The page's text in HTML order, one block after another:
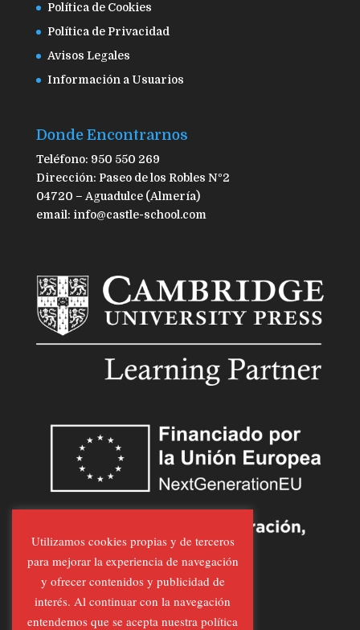
Política de Cookies
Política de Privacidad
Avisos Legales
Información a Usuarios
Donde Encontrarnos
Teléfono: 950 550 269
Dirección: Paseo de los Robles Nº2
04720 – Aguadulce (Almería)
email: info@castle-school.com
Utilizamos cookies propias y de terceros
para mejorar la experiencia de navegación
y ofrecer contenidos y publicidad de
interés. Al continuar con la navegación
entendemos que se acepta nuestra política